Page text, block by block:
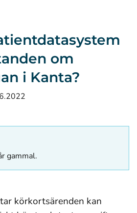
om
i Kanta?
gammal.
körkortsärenden kan